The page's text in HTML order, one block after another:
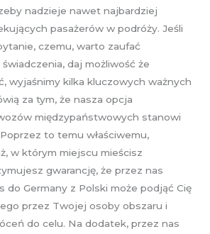
nadzieje nawet najbardziej
pasażerów w podróży. Jeśli
czemu, warto zaufać
daj możliwość że
wyjaśnimy kilka kluczowych ważnych
za tym, że nasza opcja
międzypaństwowych stanowi
to temu właściwemu,
w którym miejscu mieścisz
gwarancję, że przez nas
do Germany z Polski może podjąć Cię
przez Twojej osoby obszaru i
do celu. Na dodatek, przez nas